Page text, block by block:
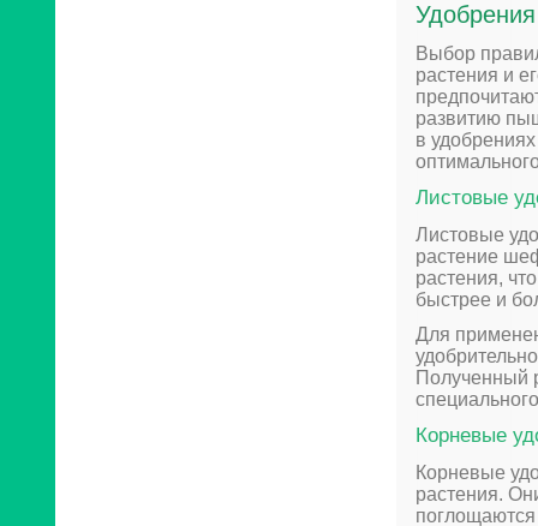
Выбор
растения и
развитию
в
Листовые
Листовые
растение
растения,
быстрее и
Для
Полученный
Корневые
Корневые
растения.